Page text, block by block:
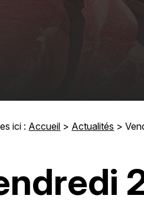
ici : Accueil > Actualités >